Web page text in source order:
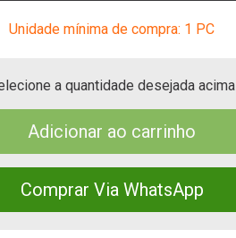
Unidade mínima de compra: 1 PC
a quantidade desejada acima
Adicionar ao carrinho
Comprar Via WhatsApp